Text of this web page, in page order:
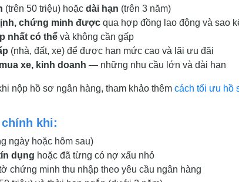
(trên 50 triệu) hoặc dài hạn (trên 3 năm)
chứng minh được qua hợp đồng lao động và sao
nhất có thể và không cần gấp
(nhà, đất, xe) để được hạn mức cao và lãi ưu đãi
xe, kinh doanh — những nhu cầu lớn và dài hạn
nộp hồ sơ ngân hàng, tham khảo thêm cách tối ưu hồ
khi:
ngày hoặc hôm sau)
dụng hoặc đã từng có nợ xấu nhỏ
chứng minh thu nhập theo yêu cầu ngân hàng